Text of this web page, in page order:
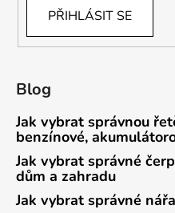
PŘIHLÁSIT SE
Blog
Jak vybrat správnou
benzínové,
Jak vybrat správné
dům a zahradu
Jak vybrat správné